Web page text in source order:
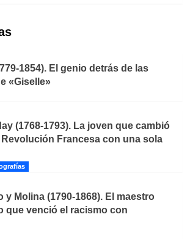
1854). El genio detrás de las
«Giselle»
(1768-1793). La joven que cambió
Francesa con una sola
y Molina (1790-1868). El maestro
que venció el racismo con